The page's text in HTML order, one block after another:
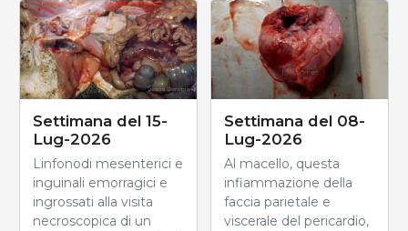
Settimana del 15-
Lug-2026
Linfonodi mesenterici e
inguinali emorragici e
ingrossati alla visita
necroscopica di un
Settimana del 08-
Lug-2026
Al macello, questa
infiammazione della
faccia parietale e
viscerale del pericardio,